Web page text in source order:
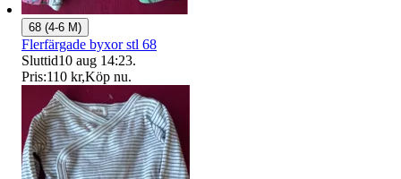
68 (4-6 M)
Flerfärgade byxor stl 68
Sluttid10 aug 14:23.
Pris:110 kr,Köp nu.